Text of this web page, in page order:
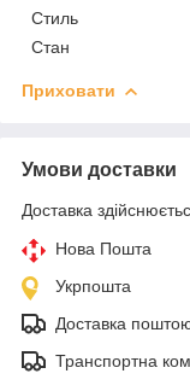
Стиль
Стан
Приховати
Умови доставки
Доставка
Нова Пошта
Укрпошта
Доставка
Транспортна